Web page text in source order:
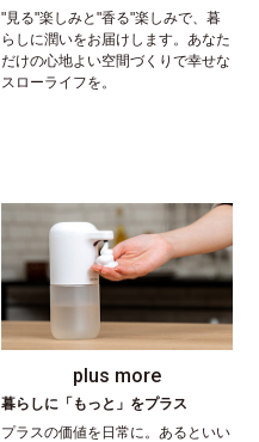
"見る"楽しみと"香る"楽しみで、暮
らしに潤いをお届けします。あなた
だけの心地よい空間づくりで幸せな
スローライフを。
plus more
暮らしに「もっと」をプラス
プラスの価値を日常に。あるといい